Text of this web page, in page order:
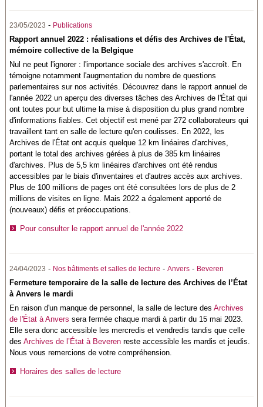
23/05/2023 - Publications
Rapport annuel 2022 : réalisations et défis des Archives de l'État,
mémoire collective de la Belgique
Nul ne peut l'ignorer : l'importance sociale des archives s'accroît. En
témoigne notamment l'augmentation du nombre de questions
parlementaires sur nos activités. Découvrez dans le rapport annuel de
l'année 2022 un aperçu des diverses tâches des Archives de l'État qui
ont toutes pour but ultime la mise à disposition du plus grand nombre
d'informations fiables. Cet objectif est mené par 272 collaborateurs qui
travaillent tant en salle de lecture qu'en coulisses. En 2022, les
Archives de l'État ont acquis quelque 12 km linéaires d'archives,
portant le total des archives gérées à plus de 385 km linéaires
d'archives. Plus de 5,5 km linéaires d'archives ont été rendus
accessibles par le biais d'inventaires et d'autres accès aux archives.
Plus de 100 millions de pages ont été consultées lors de plus de 2
millions de visites en ligne. Mais 2022 a également apporté de
(nouveaux) défis et préoccupations.
Pour consulter le rapport annuel de l'année 2022
24/04/2023 - Nos bâtiments et salles de lecture -Anvers - Beveren
Fermeture temporaire de la salle de lecture des Archives de l’État
à Anvers le mardi
En raison d'un manque de personnel, la salle de lecture desArchives
de l'État à Anvers sera fermée chaque mardi à partir du 15 mai 2023.
Elle sera donc accessible les mercredis et vendredis tandis que celle
desArchives de l’État à Beveren reste accessible les mardis et jeudis.
Nous vous remercions de votre compréhension.
Horaires des salles de lecture